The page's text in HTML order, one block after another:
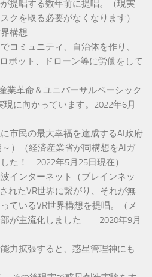
提唱する数年前に提唱。（現実
クを取る必要がなくなります）
構想
コミュニティ、自治体を作り、
ボット、ドローン等に労働をして
業革命＆ユニバーサルベーシック
現に向かっています。2022年6月
市民の最大幸福を達成するAI政府
）（経済産業省が同構想をAIガ
た！ 2022年5月25日現在）
インターネット（ブレインネッ
れたVR世界に繋がり、それが無
ているVR世界構想を提唱。（メ
部が主流化しました 2020年9月
力拡張すると、惑星管理神にも